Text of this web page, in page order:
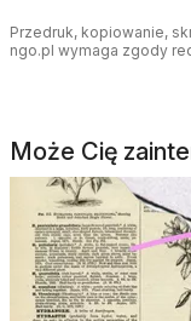
Przedruk, kopiowanie,
ngo.pl wymaga zgody
Może Cię